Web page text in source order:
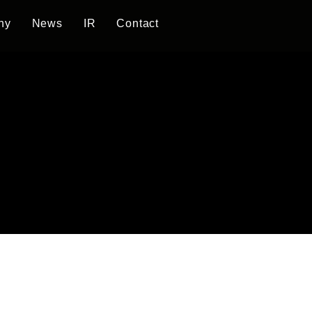
News IR Contact